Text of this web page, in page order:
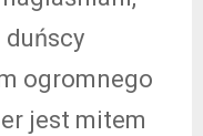
duńscy
ogromnego
jest mitem